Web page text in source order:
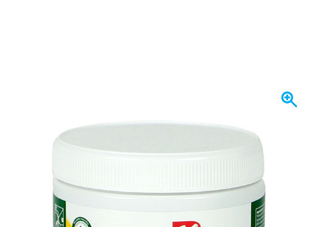
Spedito domani
Aggiungi al Carrello